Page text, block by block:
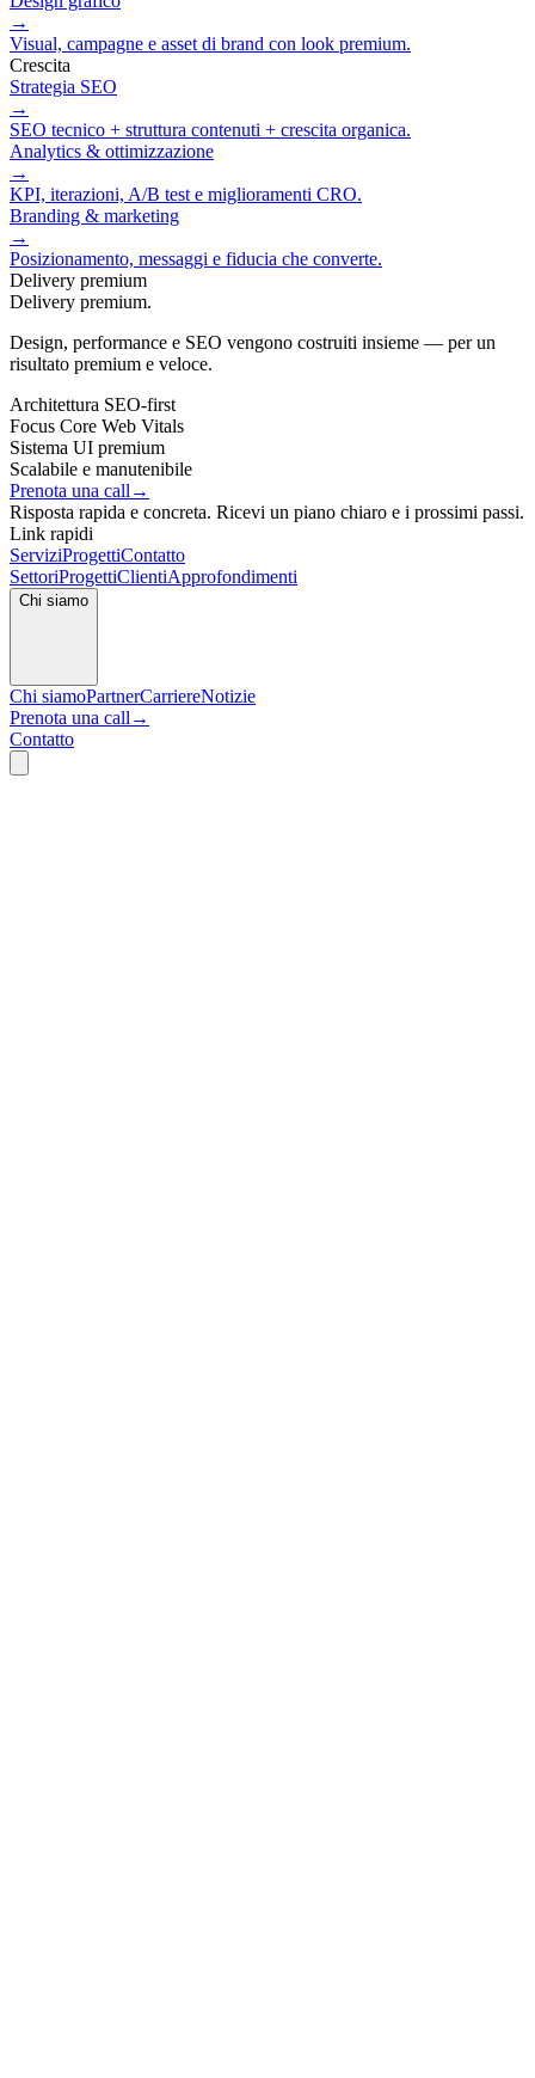
→
Visual, campagne e asset di brand con look premium.
Crescita
Strategia SEO
→
SEO tecnico + struttura contenuti + crescita organica.
Analytics & ottimizzazione
→
KPI, iterazioni, A/B test e miglioramenti CRO.
Branding & marketing
→
Posizionamento, messaggi e fiducia che converte.
Delivery premium
Delivery premium.
Design, performance e SEO vengono costruiti insieme — per un
risultato premium e veloce.
Architettura SEO‑first
Focus Core Web Vitals
Sistema UI premium
Scalabile e manutenibile
Prenota una call →
Risposta rapida e concreta. Ricevi un piano chiaro e i prossimi passi.
Link rapidi
ServiziProgettiContatto
SettoriProgettiClientiApprofondimenti
Chi siamo
Chi siamoPartnerCarriereNotizie
Prenota una call →
Contatto